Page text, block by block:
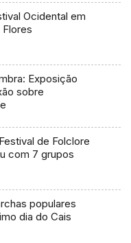
Ocidental em
Flores
Exposição
sobre
de Folclore
com 7 grupos
populares
dia do Cais